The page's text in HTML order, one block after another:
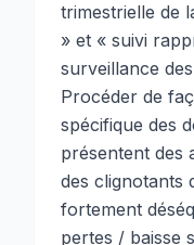
trimestrielle de
» et « suivi
surveillance
Procéder de
spécifique des
présentent des
des clignotants
fortement
pertes / baisse